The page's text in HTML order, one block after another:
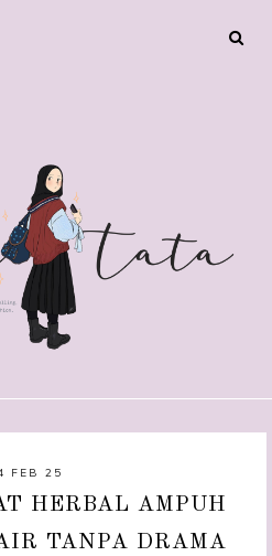
FEB 25
HERBAL AMPUH
TANPA DRAMA